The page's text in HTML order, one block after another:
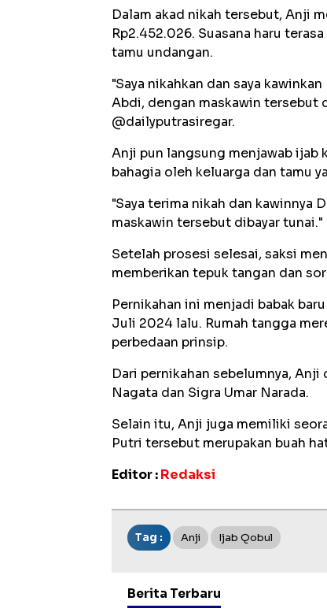
‎‎Dalam akad nikah tersebut, Anji
Rp2.452.026. Suasana haru
tamu undangan.
‎‎"Saya nikahkan dan saya
Abdi, dengan maskawin tersebut
@dailyputrasiregar.
‎‎Anji pun langsung menjawab ijab
bahagia oleh keluarga dan tamu
‎"Saya terima nikah dan kawinnya
maskawin tersebut dibayar tunai."
‎Setelah prosesi selesai, saksi
memberikan tepuk tangan dan
‎‎Pernikahan ini menjadi babak
Juli 2024 lalu. Rumah tangga
perbedaan prinsip.
‎‎Dari pernikahan sebelumnya, Anji
Nagata dan Sigra Umar Narada.
‎‎Selain itu, Anji juga memiliki
Putri tersebut merupakan buah
Editor :Redaksi
Tag : Anji Ijab Qobul
Berita Terbaru